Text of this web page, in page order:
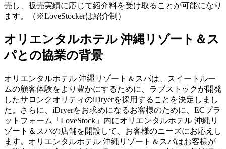
売し、販売実績に応じて紹介料を受け取ることが可能になり
ます。（※LoveStockerは紹介制）
オリエンタルホテル 沖縄リゾート＆ス
パとの協業の背景
オリエンタルホテル 沖縄リゾート＆スパは、スイートルー
ムの顧客体験をより豊かにするために、ラブストックが開発
したサロンクオリティのiDryerを採用することを決定しまし
た。さらに、iDryerをお求めになるお客様のために、ECプラ
ットフォーム「LoveStock」内にオリエンタルホテル 沖縄リ
ゾート＆スパの店舗を開設して、お客様のニーズにお応えし
ます。オリエンタルホテル 沖縄リゾート＆スパはお客様が